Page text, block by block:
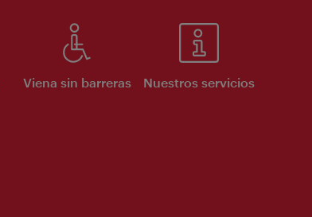
Viena sin barreras Nuestros servicios